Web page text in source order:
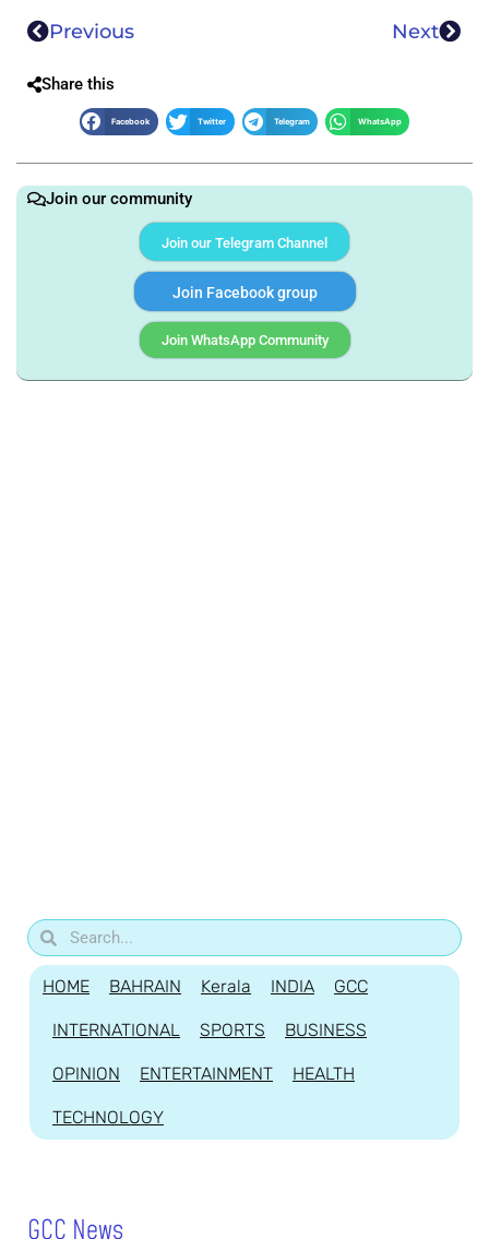
Previous Next
Share this
Facebook Twitter Telegram WhatsApp
Join our community
Join our Telegram Channel
Join Facebook group
Join WhatsApp Community
HOME BAHRAIN Kerala INDIA GCC
INTERNATIONAL SPORTS BUSINESS
OPINION ENTERTAINMENT HEALTH
TECHNOLOGY